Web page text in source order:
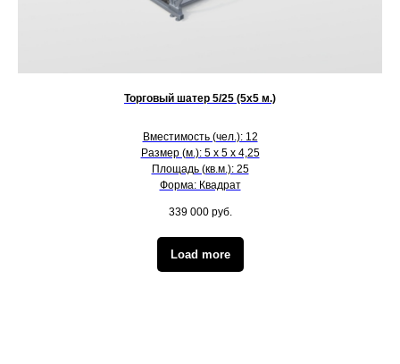
Торговый шатер 5/25 (5х5 м.)
Вместимость (чел.): 12
Размер (м.): 5 х 5 х 4,25
Площадь (кв.м.): 25
Форма: Квадрат
339 000 руб.
Load more